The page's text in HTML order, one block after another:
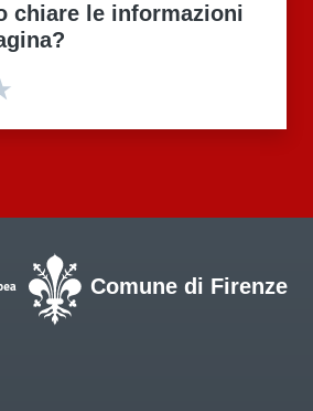
chiare le informazioni
4 stelle su 5
stelle su 5
su 5
5
Comune di Firenze